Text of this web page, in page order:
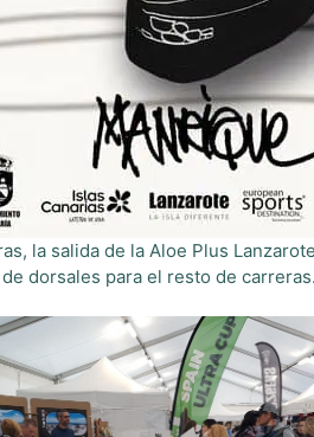
la salida de la Aloe Plus
dorsales para el resto de carreras.